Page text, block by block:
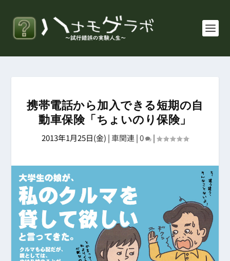
携帯電話から加入できる短期の自
動車保険「ちょいのり保険」
2013年1月25日(金) |車関連 |0 |